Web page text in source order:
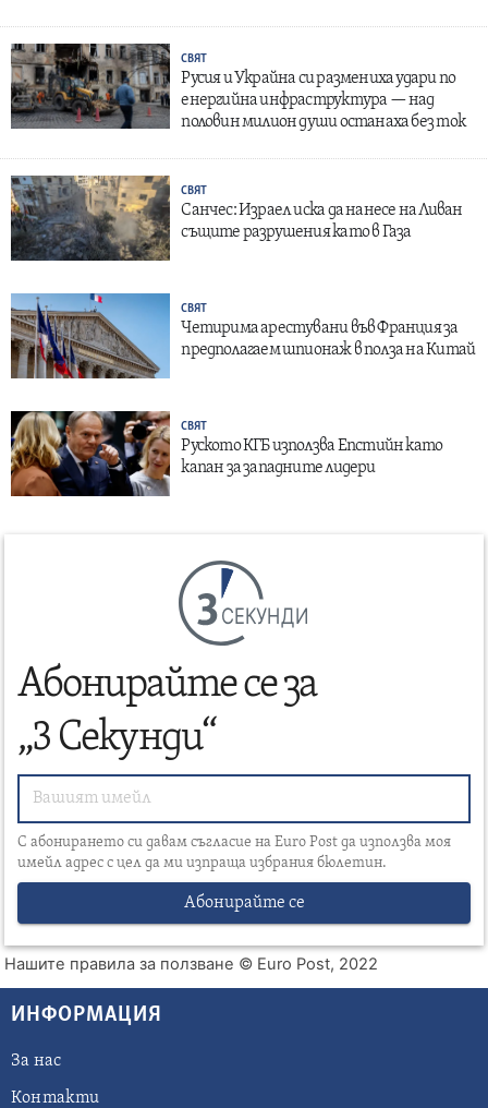
СВЯТ
Русия и Украйна си размениха удари по
енергийна инфраструктура — над
половин милион души останаха без ток
СВЯТ
Санчес: Израел иска да нанесе на Ливан
същите разрушения като в Газа
СВЯТ
Четирима арестувани във Франция за
предполагаем шпионаж в полза на Китай
СВЯТ
Руското КГБ използва Епстийн като
капан за западните лидери
СЕКУНДИ
Абонирайте се за
„3 Секунди“
С абонирането си давам съгласие на Euro Post да използва моя
имейл адрес с цел да ми изпраща избрания бюлетин.
Абонирайте се
Нашите правила за ползване © Euro Post, 2022
ИНФОРМАЦИЯ
За нас
Контакти